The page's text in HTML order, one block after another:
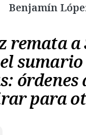
Benjamín
remata a
sumario
órdenes
para